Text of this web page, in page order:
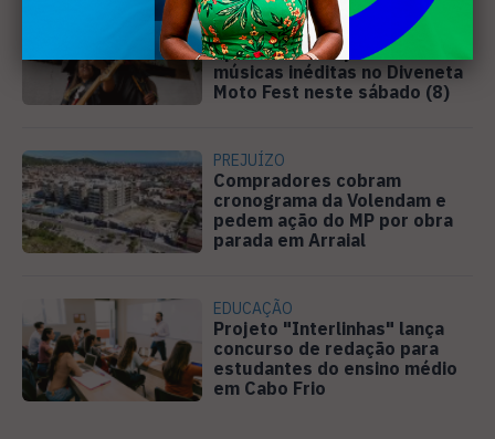
MÚSICA
Banda cabo-friense
Spectrummm apresenta
músicas inéditas no Diveneta
Moto Fest neste sábado (8)
PREJUÍZO
Compradores cobram
cronograma da Volendam e
pedem ação do MP por obra
parada em Arraial
EDUCAÇÃO
Projeto "Interlinhas" lança
concurso de redação para
estudantes do ensino médio
em Cabo Frio